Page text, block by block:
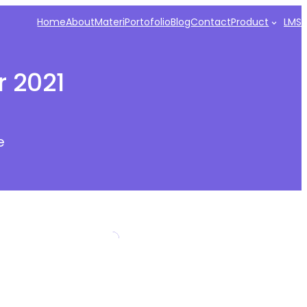
HomeAboutMateriPortofolioBlogContactProduct LMS